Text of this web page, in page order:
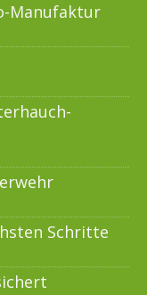
Manufaktur
Schritte